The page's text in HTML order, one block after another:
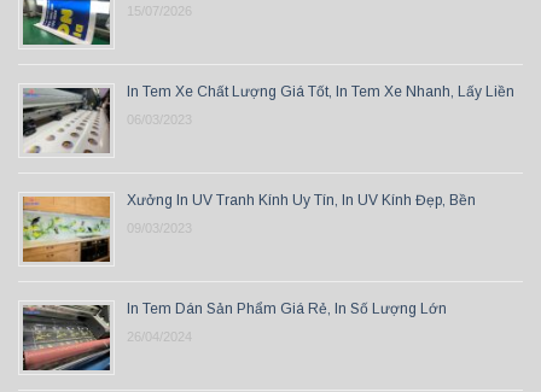
15/07/2026
In Tem Xe Chất Lượng Giá Tốt, In Tem Xe Nhanh, Lấy Liền
06/03/2023
Xưởng In UV Tranh Kính Uy Tín, In UV Kính Đẹp, Bền
09/03/2023
In Tem Dán Sản Phẩm Giá Rẻ, In Số Lượng Lớn
26/04/2024